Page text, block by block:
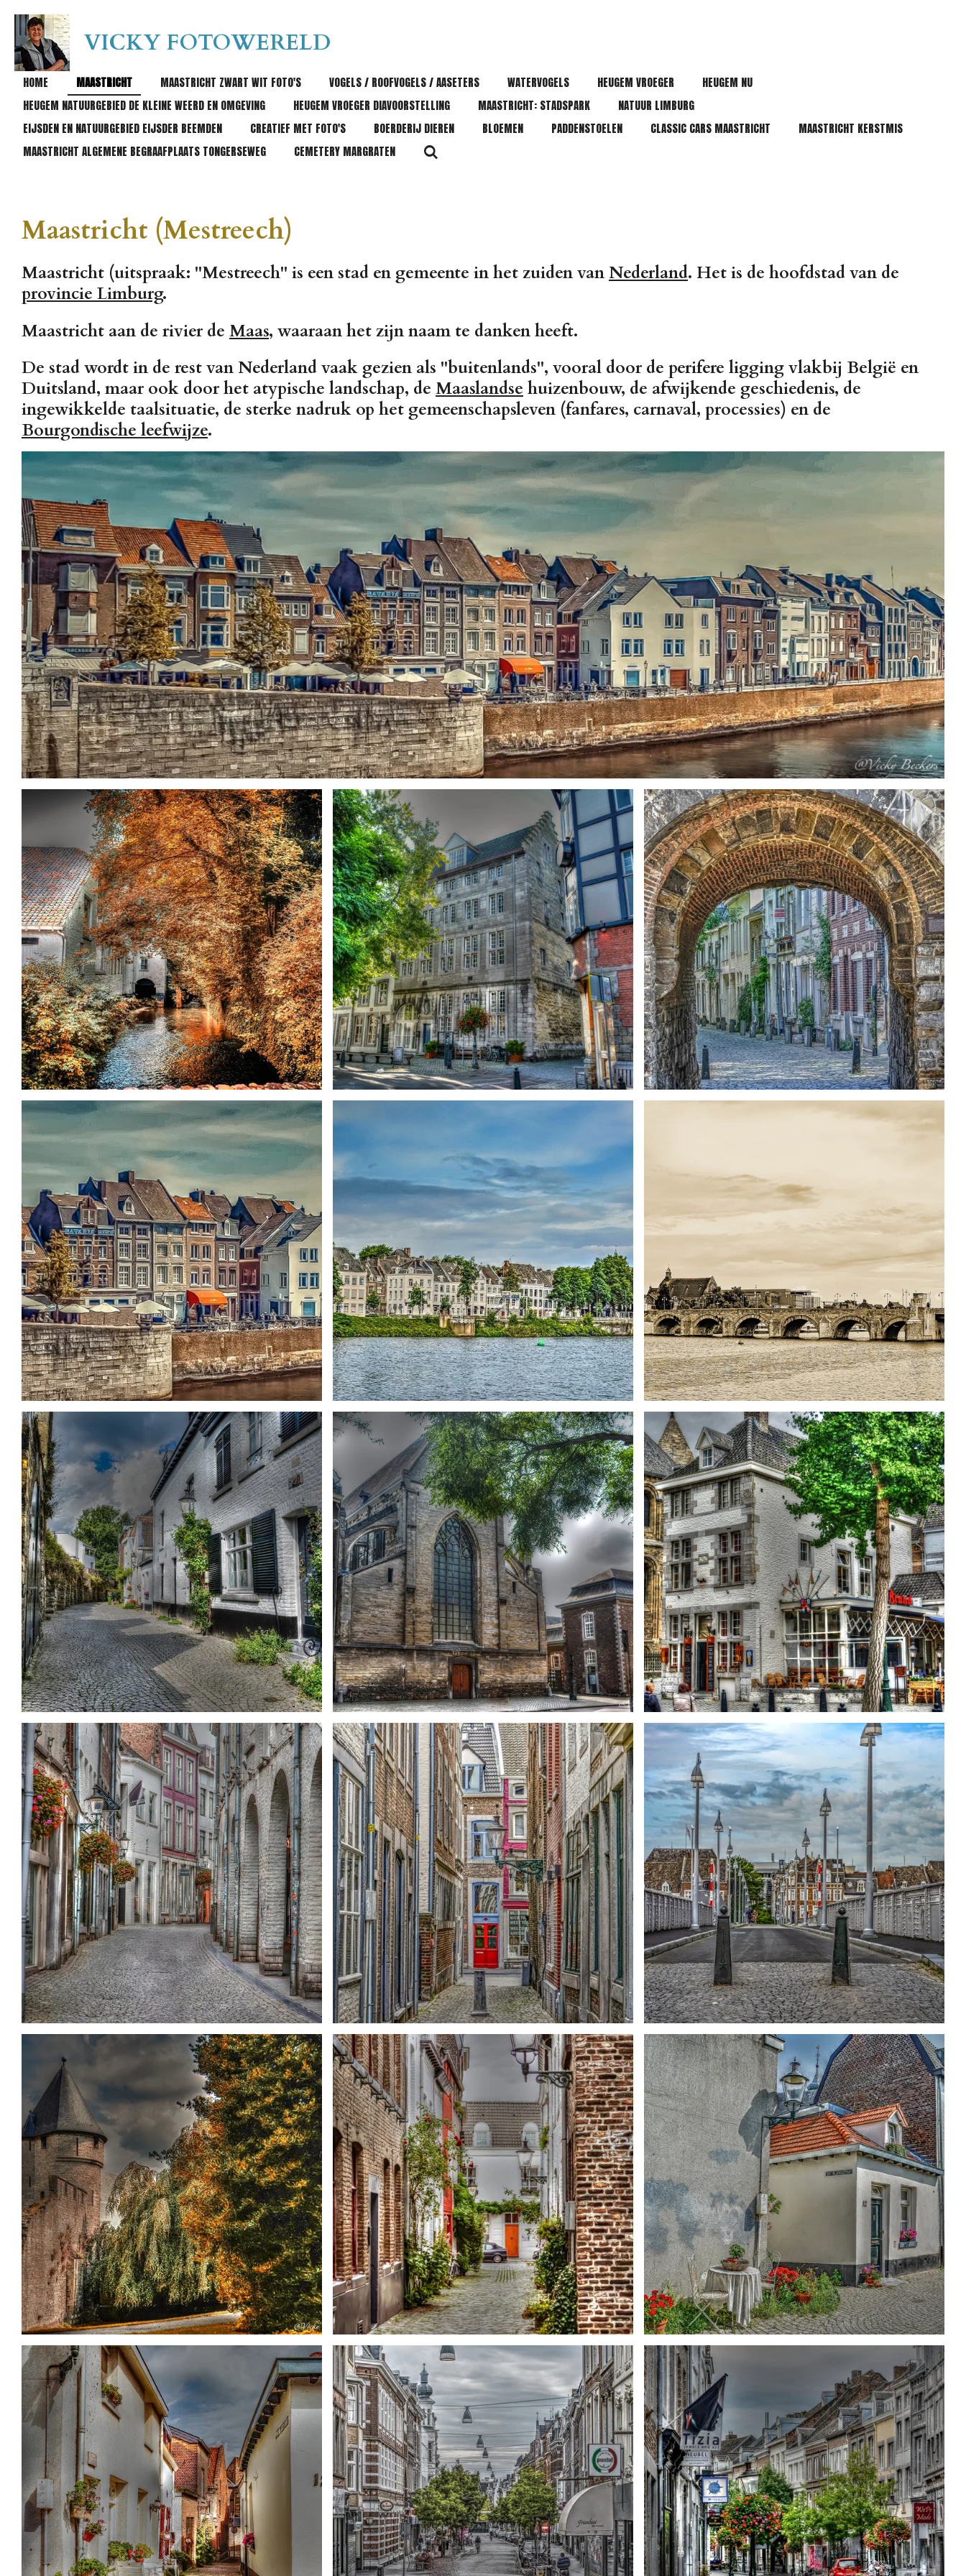
Ga
direct
naar
de
hoofdinhoud
VICKY FOTOWERELD
HOME MAASTRICHT MAASTRICHT ZWART WIT FOTO'S VOGELS / ROOFVOGELS / AASETERS WATERVOGELS HEUGEM VROEGER
HEUGEM NU
HEUGEM NATUURGEBIED DE KLEINE WEERD EN OMGEVING
HEUGEM VROEGER DIAVOORSTELLING MAASTRICHT: STADSPARK
NATUUR LIMBURG
EIJSDEN EN NATUURGEBIED EIJSDER BEEMDEN
CREATIEF MET FOTO'S BOERDERIJ DIEREN BLOEMEN PADDENSTOELEN CLASSIC CARS MAASTRICHT
MAASTRICHT KERSTMIS
MAASTRICHT ALGEMENE BEGRAAFPLAATS TONGERSEWEG
CEMETERY MARGRATEN
Maastricht (Mestreech)
Maastricht (uitspraak: "Mestreech" is een stad en gemeente in het zuiden van Nederland. Het is de hoofdstad van de
provincie Limburg.
Maastricht aan de rivier de Maas, waaraan het zijn naam te danken heeft.
De stad wordt in de rest van Nederland vaak gezien als "buitenlands", vooral door de perifere ligging vlakbij België en
Duitsland, maar ook door het atypische landschap, de Maaslandse huizenbouw, de afwijkende geschiedenis, de
ingewikkelde taalsituatie, de sterke nadruk op het gemeenschapsleven (fanfares, carnaval, processies) en de
Bourgondische leefwijze.